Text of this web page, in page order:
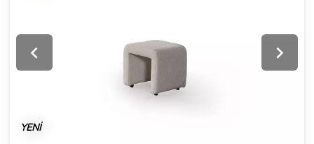
YENİ